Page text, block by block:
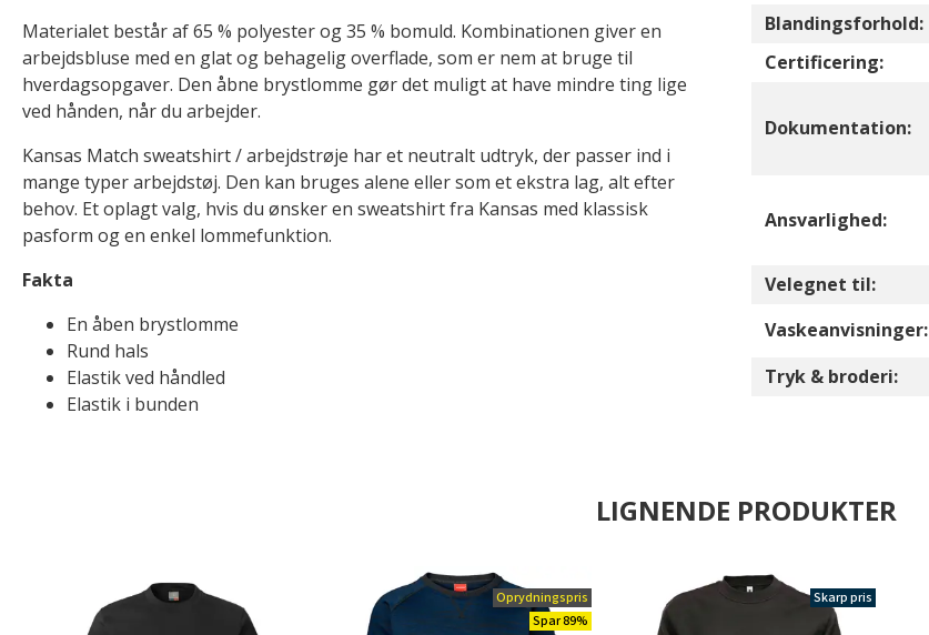
Materialet består af 65 % polyester og 35 % bomuld. Kombinationen giver en
arbejdsbluse med en glat og behagelig overflade, som er nem at bruge til
hverdagsopgaver. Den åbne brystlomme gør det muligt at have mindre ting lige
ved hånden, når du arbejder.
Kansas Match sweatshirt / arbejdstrøje har et neutralt udtryk, der passer ind i
mange typer arbejdstøj. Den kan bruges alene eller som et ekstra lag, alt efter
behov. Et oplagt valg, hvis du ønsker en sweatshirt fra Kansas med klassisk
pasform og en enkel lommefunktion.
Fakta
En åben brystlomme
Rund hals
Elastik ved håndled
Elastik i bunden
Blandingsforhold:
Certificering:
Dokumentation:
Ansvarlighed:
Velegnet til:
Vaskeanvisninger:
Tryk & broderi:
LIGNENDE PRODUKTER
Oprydningspris
Spar 89%
Skarp pris